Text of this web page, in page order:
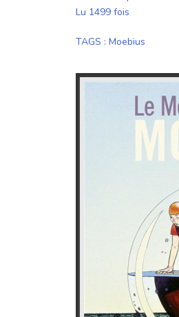
Lu 1499 fois
TAGS : Moebius